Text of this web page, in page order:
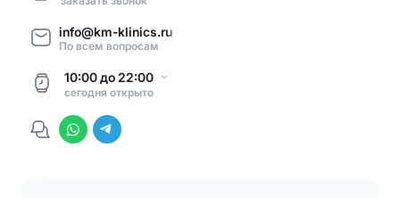
info@km-klinics.ru
По всем вопросам
10:00до22:00
сегодняоткрыто